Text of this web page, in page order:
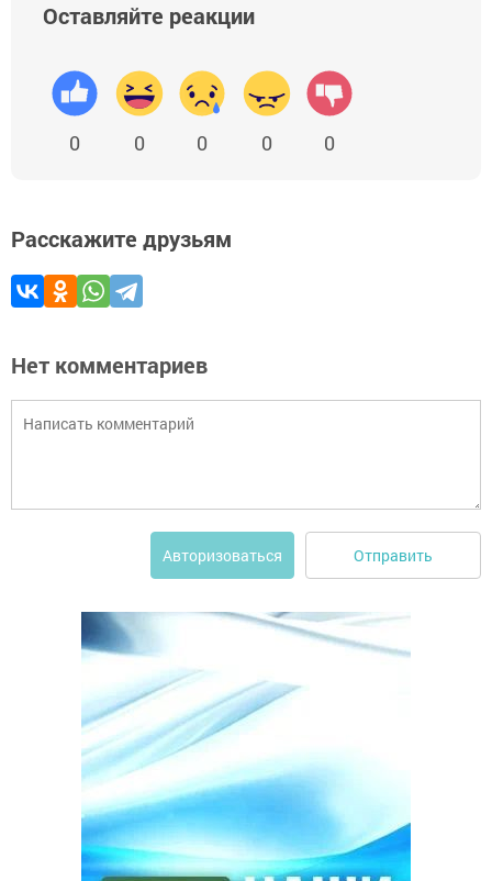
Оставляйте реакции
0 0 0 0 0
Расскажите друзьям
Нет комментариев
Авторизоваться Отправить